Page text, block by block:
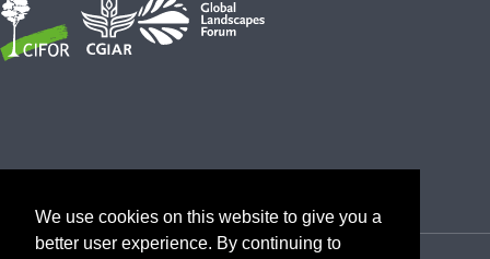
We use cookies on this website to give you a
better user experience. By continuing to